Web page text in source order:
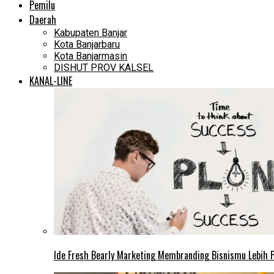
Pemilu
Daerah
Kabupaten Banjar
Kota Banjarbaru
Kota Banjarmasin
DISHUT PROV KALSEL
KANAL-LINE
Ide Fresh Bearly Marketing Membranding Bisnismu Lebih